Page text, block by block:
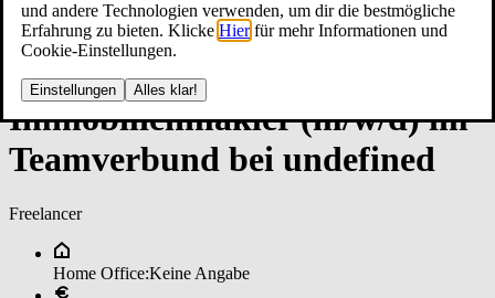
und andere Technologien verwenden, um dir die bestmögliche
Erfahrung zu bieten. Klicke Hier für mehr Informationen und
Cookie-Einstellungen.
Einstellungen Alles klar!
Im­mo­bi­li­en­mak­ler (m/w/d) im
­Team­ver­bun­d bei un­de­fi­ned
Freelancer
Home Office:Keine Angabe